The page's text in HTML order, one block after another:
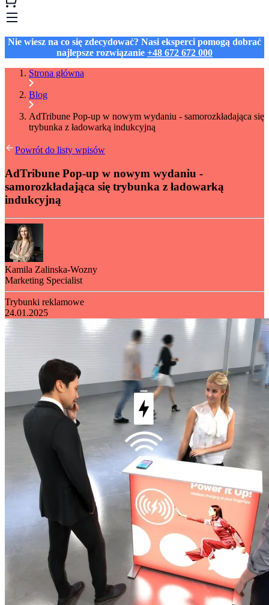
Nie wiesz na co się zdecydować? Nasi eksperci pomogą dobrać
najlepsze rozwiązanie +48 672 672 000
Strona główna
Blog
AdTribune Pop-up w nowym wydaniu - samorozkładająca się
trybunka z ładowarką indukcyjną
Powrót do listy wpisów
AdTribune Pop-up w nowym wydaniu -
samorozkładająca się trybunka z ładowarką
indukcyjną
Kamila Zalinska-Wozny
Marketing Specialist
Trybunki reklamowe
24.01.2025